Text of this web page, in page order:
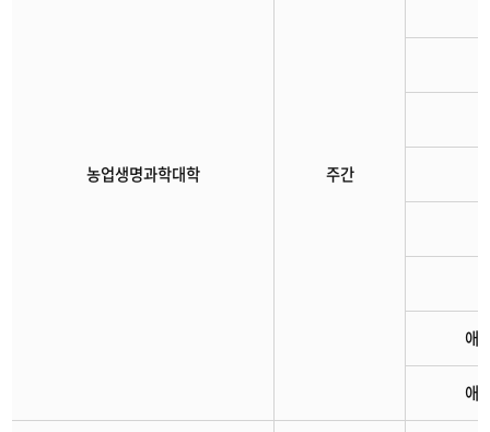
농업생명과학대학 주간
애
애